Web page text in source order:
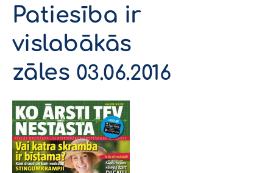
Patiesība ir
vislabākās
zāles 03.06.2016